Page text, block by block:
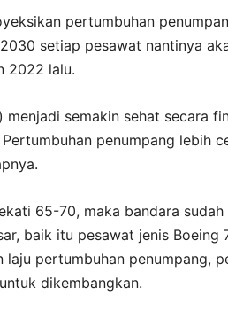
pertumbuhan
setiap pesawat nantinya
2022 lalu.
menjadi semakin sehat secara
penumpang lebih
65-70, maka bandara
baik itu pesawat jenis Boeing
pertumbuhan penumpang,
dikembangkan.